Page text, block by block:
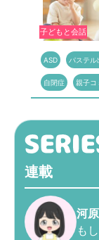
子どもと会話
ASD パステル
自閉症 親子コ
連載
河
も